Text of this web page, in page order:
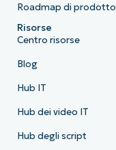
Roadmap di prodotto
Risorse
Centro risorse
Blog
Hub IT
Hub dei video IT
Hub degli script